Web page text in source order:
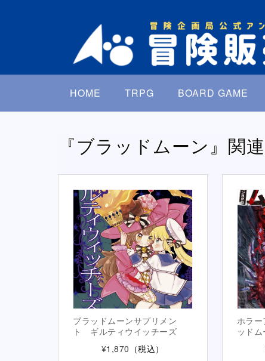
HOME TRPG BOARD GAME
『ブラッドムーン』関
ブラッドムーンサプリメン
ト ギルティウイッチーズ
¥1,870 （税込）
ホラ
ッド